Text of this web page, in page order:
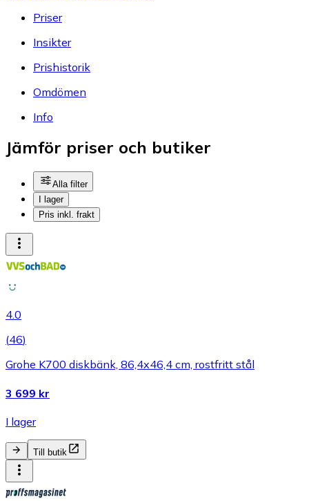
Priser
Insikter
Prishistorik
Omdömen
Info
Jämför priser och butiker
Alla filter
I lager
Pris inkl. frakt
4.0
(46)
Grohe K700 diskbänk, 86,4x46,4 cm, rostfritt stål
3 699 kr
I lager
Till butik